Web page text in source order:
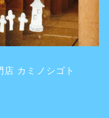
店 カミノシゴト